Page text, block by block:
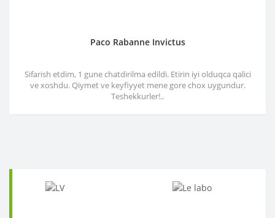
Paco Rabanne Invictus
Sifarish etdim, 1 gune chatdirilma edildi. Etirin iyi olduqca qalici
ve xoshdu. Qiymet ve keyfiyyet mene gore chox uygundur.
Teshekkurler!..